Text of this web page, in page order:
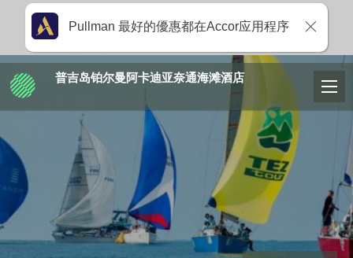
普吉岛铂尔曼阿卡迪亚奈通海滩酒店
Pullman 最好的優惠都在Accor应用程序